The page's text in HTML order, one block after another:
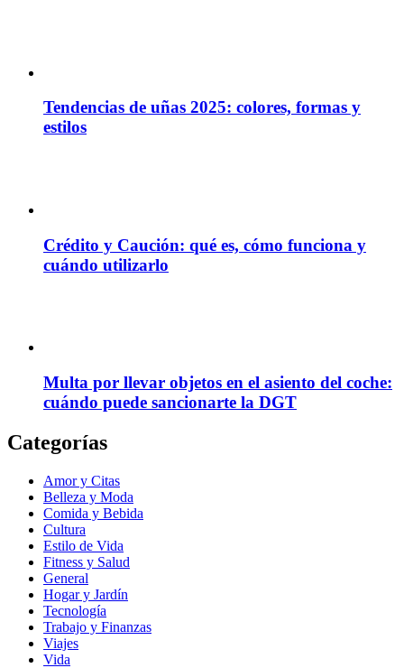
Tendencias de uñas 2025: colores, formas y
estilos
Crédito y Caución: qué es, cómo funciona y
cuándo utilizarlo
Multa por llevar objetos en el asiento del coche:
cuándo puede sancionarte la DGT
Categorías
Amor y Citas
Belleza y Moda
Comida y Bebida
Cultura
Estilo de Vida
Fitness y Salud
General
Hogar y Jardín
Tecnología
Trabajo y Finanzas
Viajes
Vida